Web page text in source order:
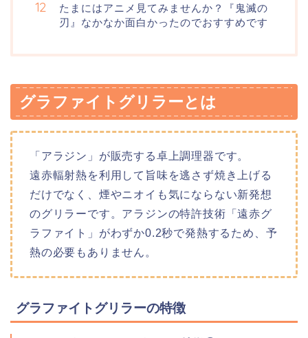
たまにはアニメ見てみませんか？『鬼滅の
刃』なかなか面白かったのでおすすめです
グラファイトグリラーとは
「アラジン」が販売する卓上調理器です。
遠赤輻射熱を利用して旨味を逃さず焼き上げる
だけでなく、煙やニオイも気にならない新発想
のグリラーです。アラジンの特許技術「遠赤グ
ラファイト」がわずか0.2秒で発熱するため、予
熱の必要もありません。
グラファイトグリラーの特徴